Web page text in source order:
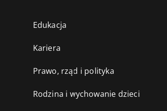
Edukacja
Kariera
Prawo, rząd i polityka
Rodzina i wychowanie dzieci